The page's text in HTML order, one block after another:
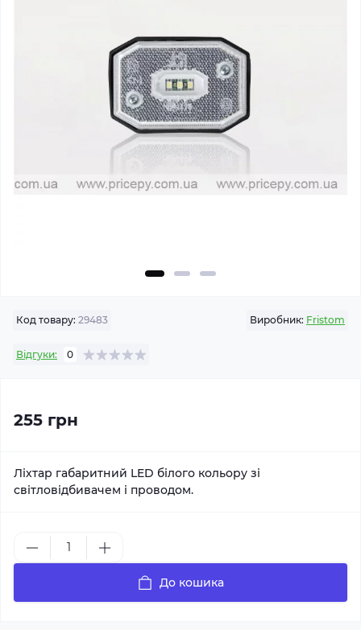
Код товару: 29483 Виробник: Fristom
Відгуки: 0
255 грн
Ліхтар габаритний LED білого кольору зі
світловідбивачем і проводом.
До кошика